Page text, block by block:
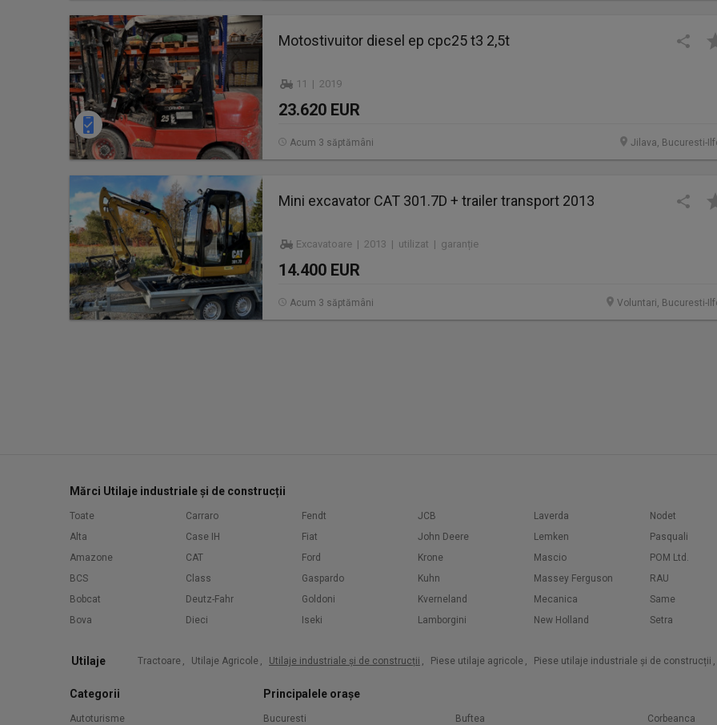
Motostivuitor diesel ep cpc25 t3 2,5t
11 | 2019
23.620 EUR
Jilava, Bucuresti-
Acum 3 săptămâni
Mini excavator CAT 301.7D + trailer transport 2013
Excavatoare | 2013 | utilizat | garanție
14.400 EUR
Voluntari, Bucuresti-
Acum 3 săptămâni
Mărci Utilaje industriale și de construcții
Toate
Alta
Amazone
BCS
Bobcat
Bova
Carraro
Case IH
CAT
Class
Deutz-Fahr
Dieci
Fendt
Fiat
Ford
Gaspardo
Goldoni
Iseki
JCB
John Deere
Krone
Kuhn
Kverneland
Lamborgini
Laverda
Lemken
Mascio
Massey Ferguson
Mecanica
New Holland
Nodet
Pasquali
POM Ltd.
RAU
Same
Setra
Utilaje Tractoare , Utilaje Agricole , Utilaje industriale și de construcții , Piese utilaje agricole , Piese utilaje industriale și de construcții ,
Categorii
Autoturisme
Principalele orașe
Bucuresti
Buftea
Corbeanca